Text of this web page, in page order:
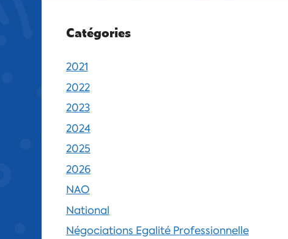
Catégories
2021
2022
2023
2024
2025
2026
NAO
National
Négociations Egalité Professionnelle